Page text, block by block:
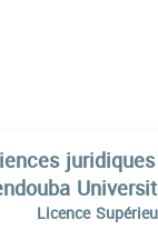
Licence